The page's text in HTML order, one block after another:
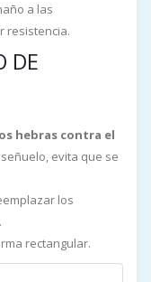
a las
resistencia.
DE
hebras contra el
evita que se
los
rectangular.